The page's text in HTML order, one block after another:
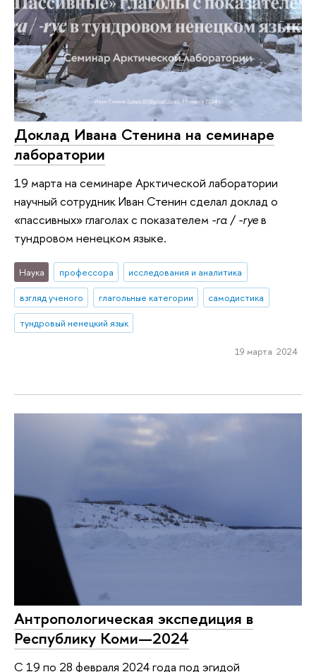
Доклад Ивана Стенина на семинаре
лаборатории
19 марта на семинаре Арктической лаборатории
научный сотрудник Иван Стенин сделал доклад о
«пассивных» глаголах с показателем -ra /-ryeв
тундровом ненецком языке.
Наука профессора
исследования и аналитика
взгляд ученого
глагольные категории
самодистика
тундровый ненецкий язык
19 марта 2024
Антропологическая экспедиция в
Республику Коми—2024
С 19 по 28 февраля 2024 года под эгидой